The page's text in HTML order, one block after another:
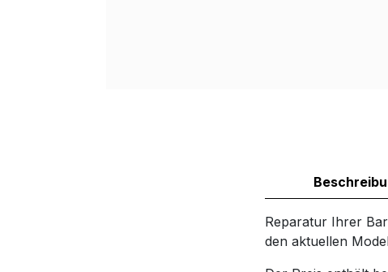
Reparatur Ihrer
den aktuellen